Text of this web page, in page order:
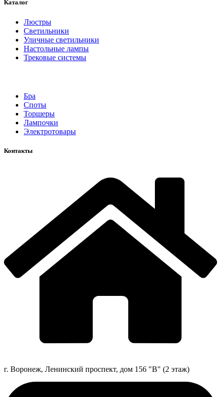
Каталог
Люстры
Светильники
Уличные светильники
Настольные лампы
Трековые системы
Бра
Споты
Торшеры
Лампочки
Электротовары
Контакты
г. Воронеж, Ленинский проспект, дом 156 "В" (2 этаж)